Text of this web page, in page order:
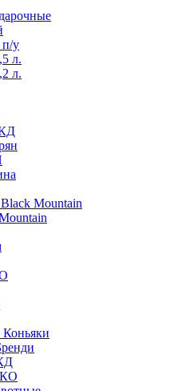
п/у
л.
л.
Mountain